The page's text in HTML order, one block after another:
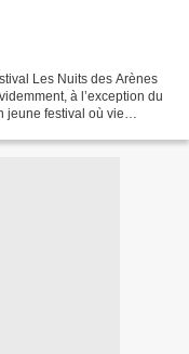
Les Nuits des Arènes
à l’exception du
jeune festival où vie